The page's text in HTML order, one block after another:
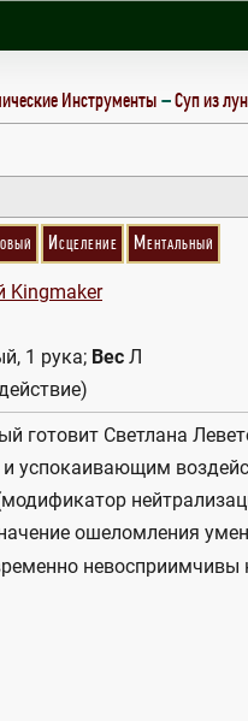
Инструменты Суп из
Исцеление Ментальный
Kingmaker
1 рука; Вес Л
готовит Светлана
успокаивающим
ошеломления